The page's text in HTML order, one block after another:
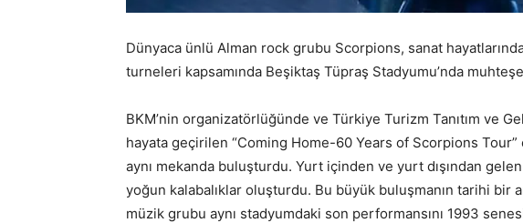
Dünyaca ünlü Alman rock grubu Scorpions, sanat
turneleri kapsamında Beşiktaş Tüpraş Stadyumu’nda
BKM’nin organizatörlüğünde ve Türkiye Turizm Tanıtım ve
hayata geçirilen “Coming Home-60 Years of Scorpions
aynı mekanda buluşturdu. Yurt içinden ve yurt dışından gelen
yoğun kalabalıklar oluşturdu. Bu büyük buluşmanın tarihi bir
müzik grubu aynı stadyumdaki son performansını 1993